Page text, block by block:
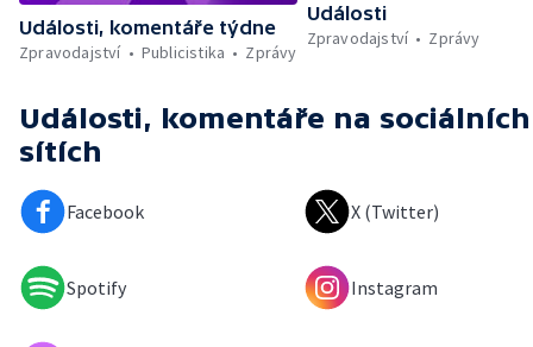
Události, komentáře týdne
Zpravodajství
Publicistika Zprávy
Události
Zpravodajství
Zprávy
Události, komentáře na sociálních
sítích
Facebook X (Twitter)
Spotify Instagram